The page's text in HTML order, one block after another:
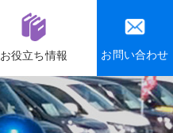
お役立ち情報 お問い合わせ